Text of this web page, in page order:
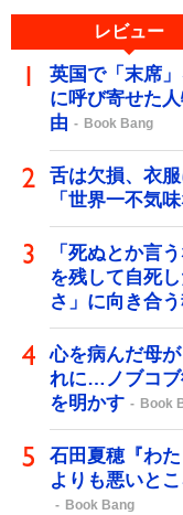
レビュー
英国で「末席
に呼び寄せた
由
Book Bang
舌は欠損、衣
「世界一不気
「死ぬとか言
を残して自死
さ」に向き合
心を病んだ母
れに…ノブコブ
を明かす
Book
石田夏穂『わ
よりも悪いと
Book Bang